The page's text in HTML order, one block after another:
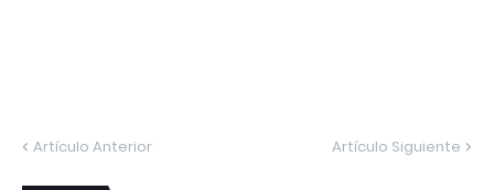
Artículo Anterior Artículo Siguiente